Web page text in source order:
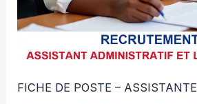
FICHE DE POSTE – ASSISTANTE